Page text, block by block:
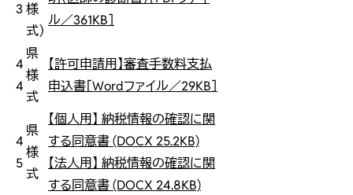
3様
式）
ル／361KB］
4
4
県
様
式
【許可申請用】審査手数料支払
申込書［Wordファイル／29KB］
4
5
県
様
式
【個人用】 納税情報の確認に関
する同意書 (DOCX 25.2KB)
【法人用】 納税情報の確認に関
する同意書 (DOCX 24.8KB)